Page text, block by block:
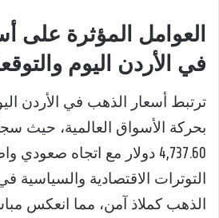
العوامل المؤثرة على
في الأردن اليوم
ترتبط أسعار الذهب في الأردن
بحركة الأسواق العالمية، حيث
4,737.60 دولار مع اتجاه
التوترات الاقتصادية
الذهب كملاذ آمن، مما انعكس